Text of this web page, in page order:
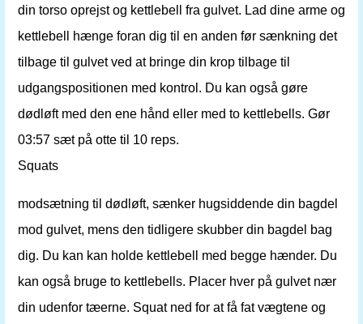
din torso oprejst og kettlebell fra gulvet. Lad dine arme og
kettlebell hænge foran dig til en anden før sænkning det
tilbage til gulvet ved at bringe din krop tilbage til
udgangspositionen med kontrol. Du kan også gøre
dødløft med den ene hånd eller med to kettlebells. Gør
03:57 sæt på otte til 10 reps.
Squats
modsætning til dødløft, sænker hugsiddende din bagdel
mod gulvet, mens den tidligere skubber din bagdel bag
dig. Du kan kan holde kettlebell med begge hænder. Du
kan også bruge to kettlebells. Placer hver på gulvet nær
din udenfor tæerne. Squat ned for at få fat vægtene og